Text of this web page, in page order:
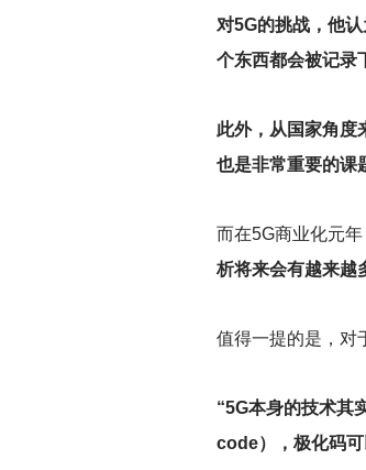
对5G的挑战，他
个东西都会被记录
此外，从国家角度
也是非常重要的课
而在5G商业化元
析将来会有越来越
值得一提的是，对
“5G本身的技术其
code），极化码